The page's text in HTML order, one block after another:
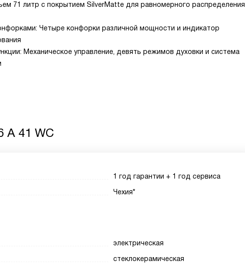
71 литр с покрытием SilverMatte для равномерного распределения
Четыре конфорки различной мощности и индикатор
Механическое управление, девять режимов духовки и система
A 41 WC
1 год гарантии + 1 год сервиса
Чехия*
электрическая
стеклокерамическая